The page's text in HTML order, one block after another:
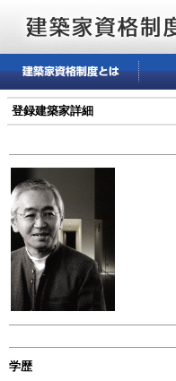
登録建築家詳細
学歴